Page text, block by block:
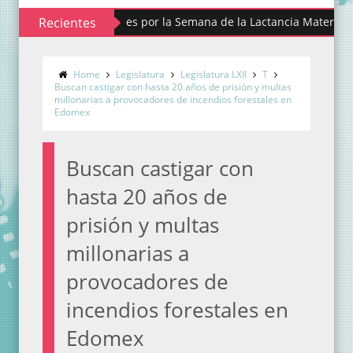
Recientes
alista actividades por la Semana de la Lactancia Materna
Home Legislatura Legislatura LXII
T
Buscan castigar con hasta 20 años de prisión y multas
millonarias a provocadores de incendios forestales en
Edomex
Buscan castigar con
hasta 20 años de
prisión y multas
millonarias a
provocadores de
incendios forestales en
Edomex